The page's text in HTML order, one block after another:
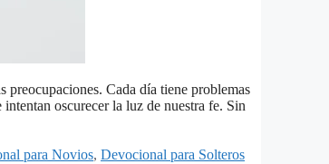
preocupaciones. Cada día tiene problemas
oscurecer la luz de nuestra fe. Sin
para Novios, Devocional para Solteros